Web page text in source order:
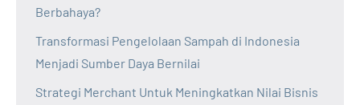
Berbahaya?
Transformasi Pengelolaan Sampah di Indonesia
Menjadi Sumber Daya Bernilai
Strategi Merchant Untuk Meningkatkan Nilai Bisnis